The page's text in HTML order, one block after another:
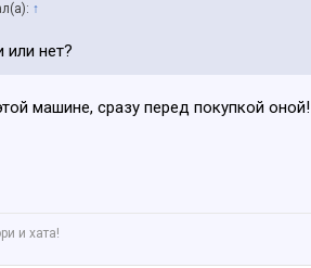
↑
или нет?
машине, сразу перед покупкой оной!
и хата!